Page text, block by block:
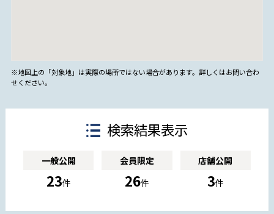
※地図上の「対象地」は実際の場所ではない場合があります。詳しくはお問い合わ
せください。
検索結果表示
一般公開
23件
会員限定
26件
店舗公開
3件